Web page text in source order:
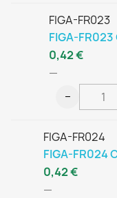
FIGA-FR023
FIGA-
—
0,42 €
−
FIGA-FR024
FIGA-FR024
—
0,42 €